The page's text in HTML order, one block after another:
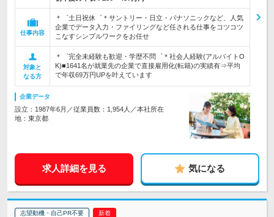
仕事内容
＊゜土日祝休゜＊サントリー・日立・パナソニックなど、人気
企業でデータ入力・ファイリングなど任される仕事をコツコツ
こなすシンプルワークをお任せ
対象と
なる方
＊゜完全未経験も歓迎・学歴不問゜＊社会人経験(アルバイトO
K)■1641名が就業先の企業で直接雇用化(転籍)の実績有⇒平均
で年収69万円UPを叶えています
企業データ
設立：1987年6月／従業員数：1,954人／本社所在
地：東京都
求人詳細を見る 気になる
志望動機・自己PR不要